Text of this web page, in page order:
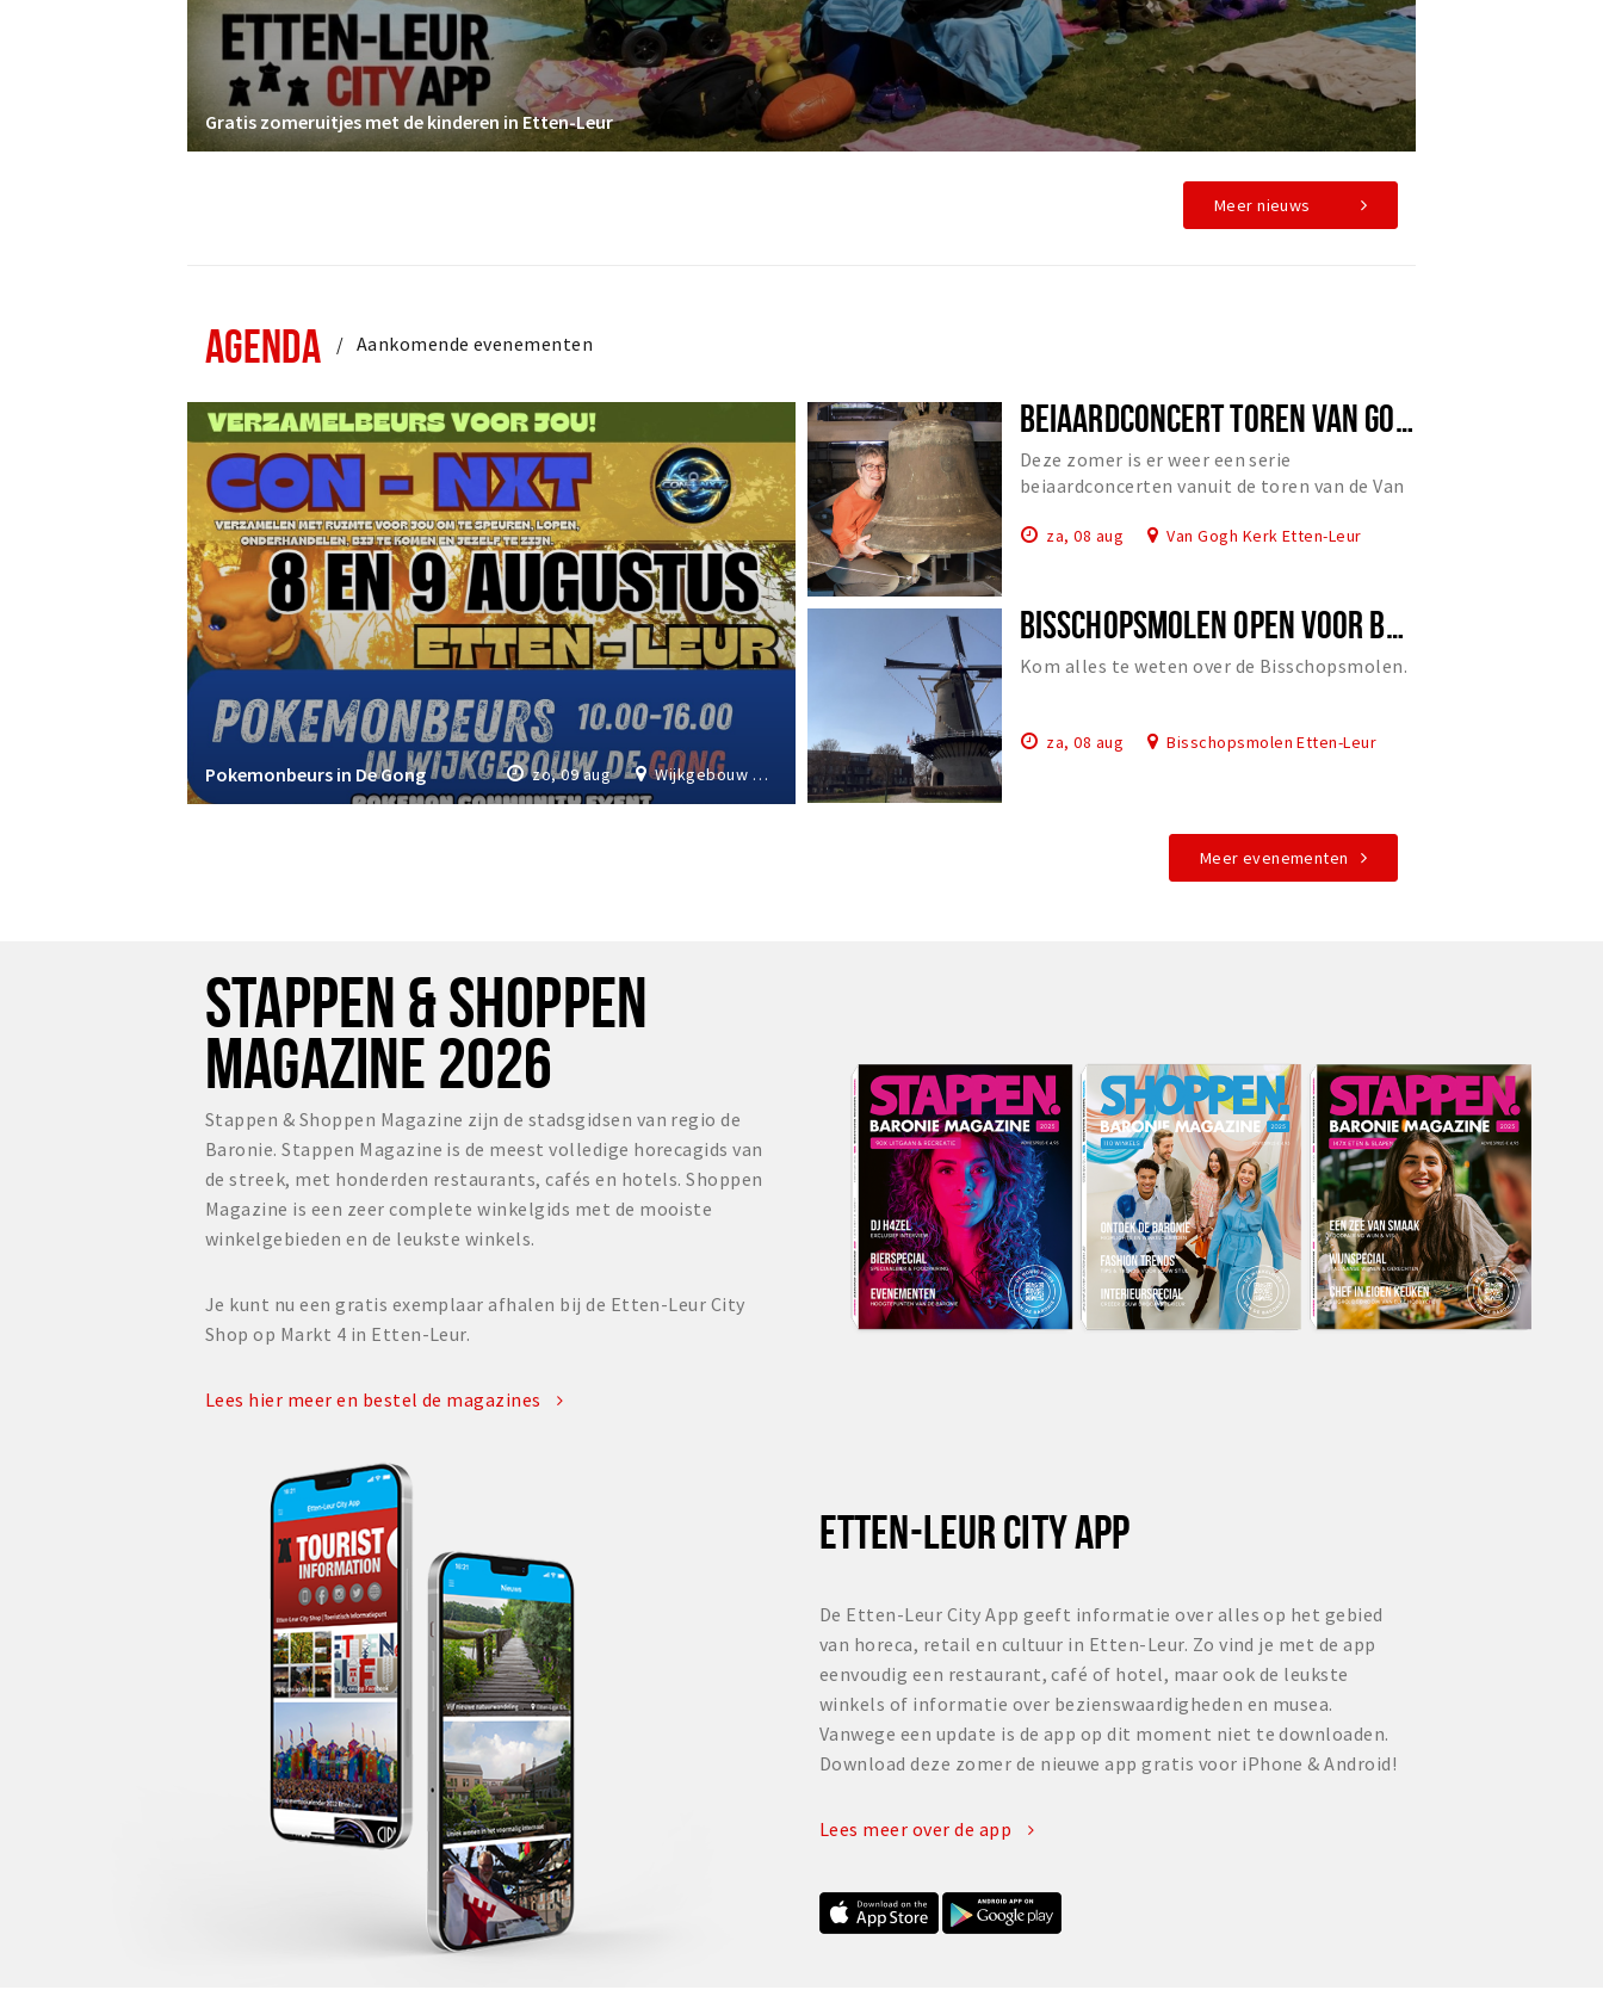
Gratis zomeruitjes met de kinderen in Etten-Leur
Meer nieuws
AGENDA Aankomende evenementen
Wijkgebouw De Gong
zo, 09 aug
Pokemonbeurs in De Gong
BEIAARDCONCERT TOREN VAN GOGH KERK
Deze zomer is er weer een serie
beiaardconcerten vanuit de toren van de Van
za, 08 aug Van Gogh Kerk Etten-Leur
BISSCHOPSMOLEN OPEN VOOR BEZOEK
Kom alles te weten over de Bisschopsmolen.
za, 08 aug Bisschopsmolen Etten-Leur
Meer evenementen
STAPPEN & SHOPPEN
MAGAZINE 2026
Stappen & Shoppen Magazine zijn de stadsgidsen van regio de
Baronie. Stappen Magazine is de meest volledige horecagids van
de streek, met honderden restaurants, cafés en hotels. Shoppen
Magazine is een zeer complete winkelgids met de mooiste
winkelgebieden en de leukste winkels.
Je kunt nu een gratis exemplaar afhalen bij de Etten-Leur City
Shop op Markt 4 in Etten-Leur.
Lees hier meer en bestel de magazines
ETTEN-LEUR CITY APP
De Etten-Leur City App geeft informatie over alles op het gebied
van horeca, retail en cultuur in Etten-Leur. Zo vind je met de app
eenvoudig een restaurant, café of hotel, maar ook de leukste
winkels of informatie over bezienswaardigheden en musea.
Vanwege een update is de app op dit moment niet te downloaden.
Download deze zomer de nieuwe app gratis voor iPhone & Android!
Lees meer over de app